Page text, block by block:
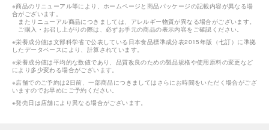
※商品のリニューアル等により、ホームページと商品パッケージの記載内容が異なる場
合がございます。
またリニューアル商品につきましては、アレルギー物質が異なる場合がございます。
ご購入・お召し上がりの際は、必ずお手元の商品の表示内容をご確認ください。
※栄養成分値は文部科学省で公表している日本食品標準成分表2015年版（七訂）に準拠
したデータベースにより、計算されています。
※栄養成分値は平均的な数値であり、品質改良のための製品規格や使用原料の変更など
により多少変わる場合がございます。
※店舗でのご予約は2日前、一部商品につきましてはさらにお時間をいただく場合がござ
いますのでお早めにご予約ください。
※発売日は店舗により異なる場合がございます。